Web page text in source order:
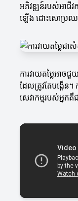
អភិវឌ្ឍន៍របស់អាជីវក
ឡើង ដោះសោប្រ
ការវាយតម្លៃអ
ដែលត្រូវតែបង្កើ
សេវាកម្មរបស់អ្នក